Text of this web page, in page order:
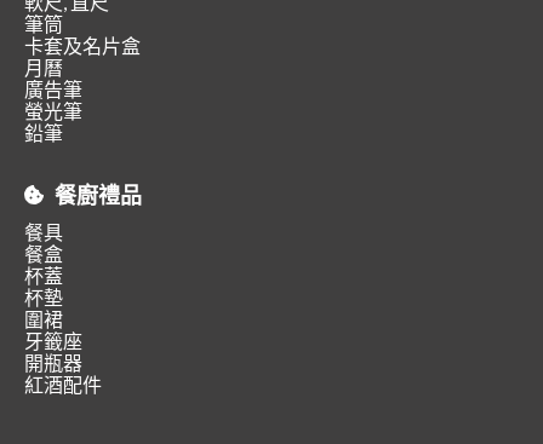
筆筒
卡套及名片盒
月曆
廣告筆
螢光筆
鉛筆
餐廚禮品
餐具
餐盒
杯蓋
杯墊
圍裙
牙籤座
開瓶器
紅酒配件